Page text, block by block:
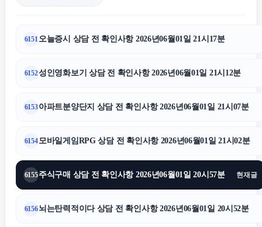
6151 오늘증시 상담 전 확인사항 2026년06월01일 21시17분
6152성인영화보기 상담 전 확인사항 2026년06월01일 21시12분
6153아파트분양단지 상담 전 확인사항 2026년06월01일 21시07분
6154모바일게임RPG 상담 전 확인사항 2026년06월01일 21시02분
6155주식구매 상담 전 확인사항 2026년06월01일 20시57분 현재글
6156뇌는탄력적이다 상담 전 확인사항 2026년06월01일 20시52분